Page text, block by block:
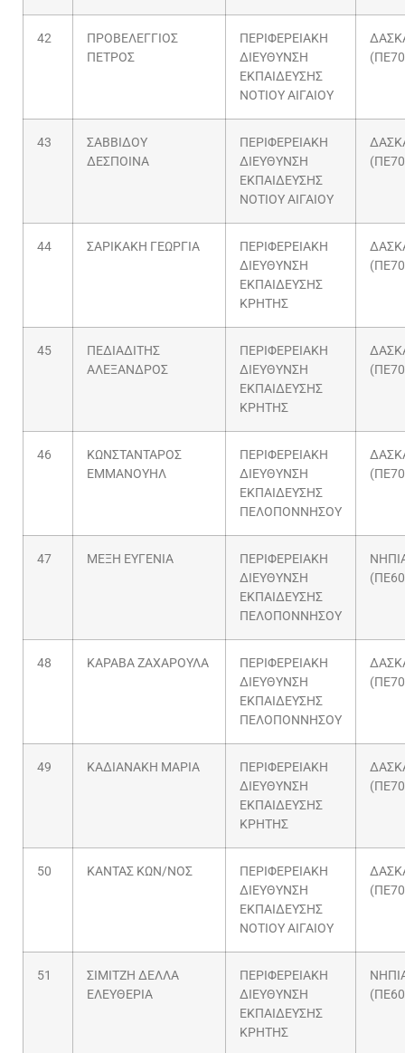
42
ΠΡΟΒΕΛΕΓΓΙΟΣ
ΠΕΤΡΟΣ
ΠΕΡΙΦΕΡΕΙΑΚΗ
ΔΙΕΥΘΥΝΣΗ
ΕΚΠΑΙΔΕΥΣΗΣ
ΝΟΤΙΟΥ ΑΙΓΑΙΟΥ
43
ΣΑΒΒΙΔΟΥ
ΔΕΣΠΟΙΝΑ
ΠΕΡΙΦΕΡΕΙΑΚΗ
ΔΙΕΥΘΥΝΣΗ
ΕΚΠΑΙΔΕΥΣΗΣ
ΝΟΤΙΟΥ ΑΙΓΑΙΟΥ
44 ΣΑΡΙΚΑΚΗ ΓΕΩΡΓΙΑ
ΠΕΡΙΦΕΡΕΙΑΚΗ
ΔΙΕΥΘΥΝΣΗ
ΕΚΠΑΙΔΕΥΣΗΣ
ΚΡΗΤΗΣ
45
ΠΕΔΙΑΔΙΤΗΣ
ΑΛΕΞΑΝΔΡΟΣ
ΠΕΡΙΦΕΡΕΙΑΚΗ
ΔΙΕΥΘΥΝΣΗ
ΕΚΠΑΙΔΕΥΣΗΣ
ΚΡΗΤΗΣ
46
ΚΩΝΣΤΑΝΤΑΡΟΣ
ΕΜΜΑΝΟΥΗΛ
ΠΕΡΙΦΕΡΕΙΑΚΗ
ΔΙΕΥΘΥΝΣΗ
ΕΚΠΑΙΔΕΥΣΗΣ
ΠΕΛΟΠΟΝΝΗΣΟΥ
47 ΜΕΞΗ ΕΥΓΕΝΙΑ
ΠΕΡΙΦΕΡΕΙΑΚΗ
ΔΙΕΥΘΥΝΣΗ
ΕΚΠΑΙΔΕΥΣΗΣ
ΠΕΛΟΠΟΝΝΗΣΟΥ
48 ΚΑΡΑΒΑ ΖΑΧΑΡΟΥΛΑ
ΠΕΡΙΦΕΡΕΙΑΚΗ
ΔΙΕΥΘΥΝΣΗ
ΕΚΠΑΙΔΕΥΣΗΣ
ΠΕΛΟΠΟΝΝΗΣΟΥ
49 ΚΑΔΙΑΝΑΚΗ ΜΑΡΙΑ
ΠΕΡΙΦΕΡΕΙΑΚΗ
ΔΙΕΥΘΥΝΣΗ
ΕΚΠΑΙΔΕΥΣΗΣ
ΚΡΗΤΗΣ
50 ΚΑΝΤΑΣ ΚΩΝ/ΝΟΣ
ΠΕΡΙΦΕΡΕΙΑΚΗ
ΔΙΕΥΘΥΝΣΗ
ΕΚΠΑΙΔΕΥΣΗΣ
ΝΟΤΙΟΥ ΑΙΓΑΙΟΥ
51
ΣΙΜΙΤΖΗ ΔΕΛΛΑ
ΕΛΕΥΘΕΡΙΑ
ΠΕΡΙΦΕΡΕΙΑΚΗ
ΔΙΕΥΘΥΝΣΗ
ΕΚΠΑΙΔΕΥΣΗΣ
ΚΡΗΤΗΣ